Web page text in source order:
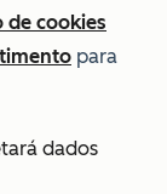
cookies
para
dados